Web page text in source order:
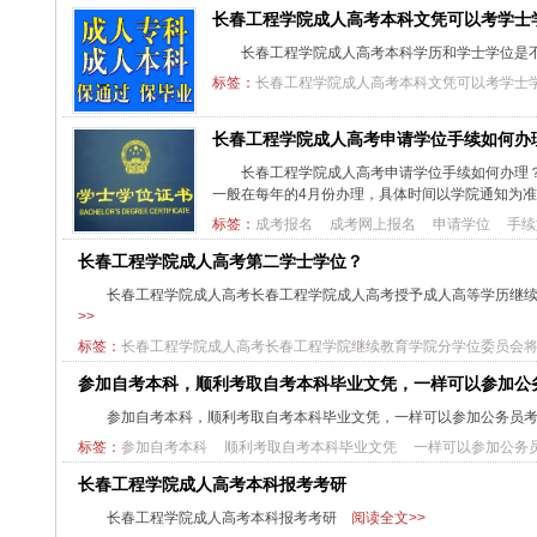
长春工程学院成人高考本科文凭可以考学士
长春工程学院成人高考本科学历和学士学位
标签： 长春工程学院成人高考本科文凭可以考学士
长春工程学院成人高考申请学位手续如何办
长春工程学院成人高考申请学位手续如何办
一般在每年的4月份办理，具体时间以学院通知为
标签： 成考报名 成考网上报名 申请学位 手
长春工程学院成人高考第二学士学位？
长春工程学院成人高考长春工程学院成人高考授予成人高等学历
>>
标签： 长春工程学院成人高考长春工程学院继续教育学院分学位委员会
参加自考本科，顺利考取自考本科毕业文凭，一样可以参加公
参加自考本科，顺利考取自考本科毕业文凭，一样可以参加公务员
标签： 参加自考本科 顺利考取自考本科毕业文凭 一样可以参加公务
长春工程学院成人高考本科报考考研
长春工程学院成人高考本科报考考研 阅读全文>>